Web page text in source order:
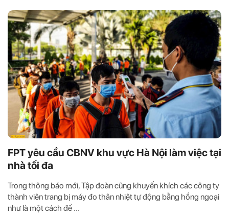
FPT yêu cầu CBNV khu vực Hà Nội làm việc tại
nhà tối đa
Trong thông báo mới, Tập đoàn cũng khuyến khích các công ty
thành viên trang bị máy đo thân nhiệt tự động bằng hồng ngoại
như là một cách để ...